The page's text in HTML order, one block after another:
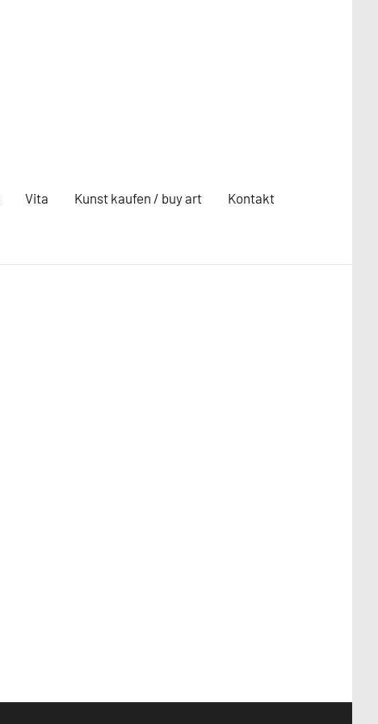
Vita Kunst kaufen / buy art Kontakt